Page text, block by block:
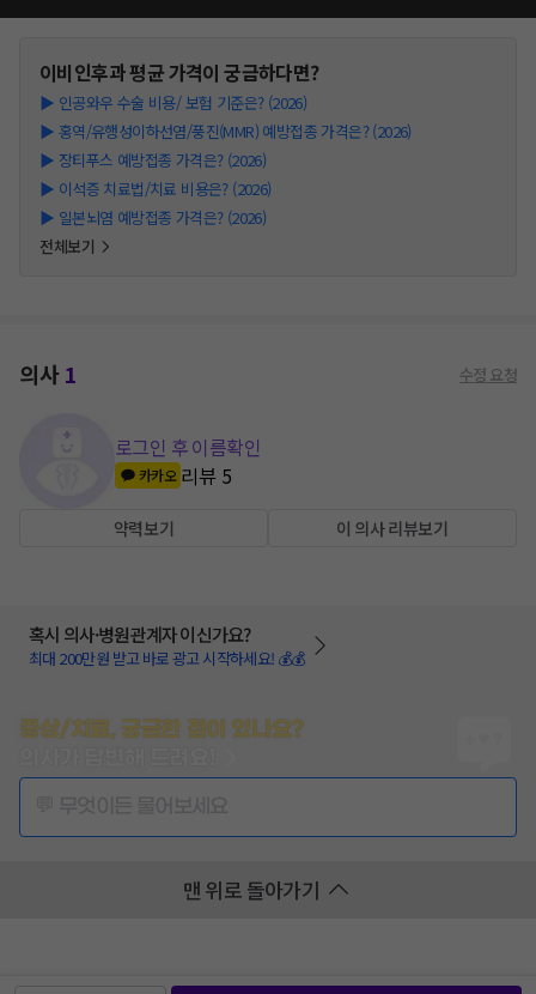
이비인후과평균 가격이 궁금하다면?
▶ 인공와우 수술 비용/ 보험 기준은? (2026)
▶ 홍역/유행성이하선염/풍진(MMR) 예방접종 가격은? (2026)
▶ 장티푸스 예방접종 가격은? (2026)
▶ 이석증 치료법/치료 비용은? (2026)
▶ 일본뇌염 예방접종 가격은? (2026)
전체보기
의사1 수정 요청
로그인 후 이름확인
카카오 리뷰 5
약력보기 이 의사 리뷰보기
혹시 의사·병원관계자 이신가요?
최대 200만원 받고 바로 광고 시작하세요! 💰💰
증상/치료, 궁금한 점이 있나요?
맨 위로 돌아가기